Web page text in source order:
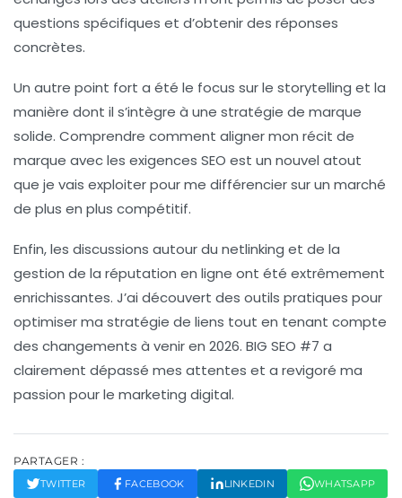
questions spécifiques et d’obtenir des réponses
concrètes.
Un autre point fort a été le focus sur le storytelling et la
manière dont il s’intègre à une stratégie de marque
solide. Comprendre comment aligner mon récit de
marque avec les exigences SEO est un nouvel atout
que je vais exploiter pour me différencier sur un marché
de plus en plus compétitif.
Enfin, les discussions autour du netlinking et de la
gestion de la réputation en ligne ont été extrêmement
enrichissantes. J’ai découvert des outils pratiques pour
optimiser ma stratégie de liens tout en tenant compte
des changements à venir en 2026. BIG SEO #7 a
clairement dépassé mes attentes et a revigoré ma
passion pour le marketing digital.
PARTAGER :
TWITTER FACEBOOK LINKEDIN WHATSAPP